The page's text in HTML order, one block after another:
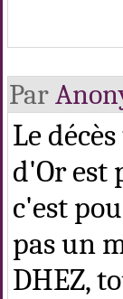
Par
Le
d'Or est
c'est
pas un
DHEZ,